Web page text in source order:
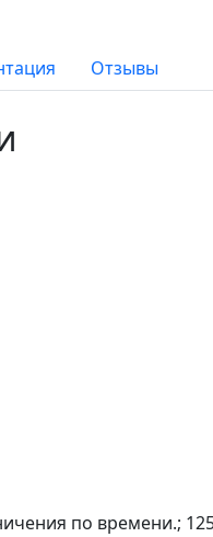
Отзывы
по времени.;